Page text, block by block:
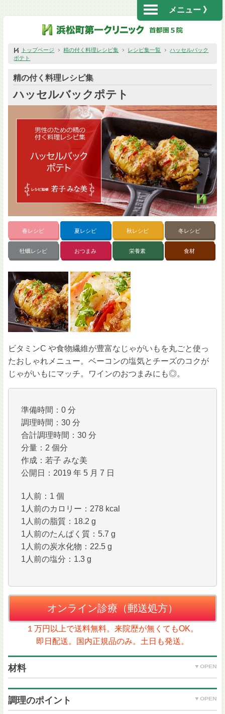
メニュー 》
トップページ 精の付く料理レシピ集 レシピ集一覧
ハッセルバック
ポテト
精の付く料理レシピ集
ハッセルバックポテト
春レシピ 夏レシピ 秋レシピ 冬レシピ
牡蠣レシピ おつまみ 栄養素 食材
ビタミンC や食物繊維が豊富なじゃがいもを丸ごと使っ
たおしゃれメニュー。ベーコンの塩気とチーズのコクが
じゃがいもにマッチ。ワインのおつまみにも◎。
準備時間：0 分
調理時間：30 分
合計調理時間：30 分
分量：2 個分
作成：若子 みな美
公開日：2019 年 5 月 7 日
1人前：1 個
1人前のカロリー：278 kcal
1人前の脂質：18.2 g
1人前のたんぱく質：5.7 g
1人前の炭水化物：22.5 g
1人前の塩分：1.3 g
オンライン診療（郵送処方）
１万円以上で送料無料。来院歴が無くてもOK。
即日配送。国内正規品のみ。土日も発送。
材料
調理のポイント